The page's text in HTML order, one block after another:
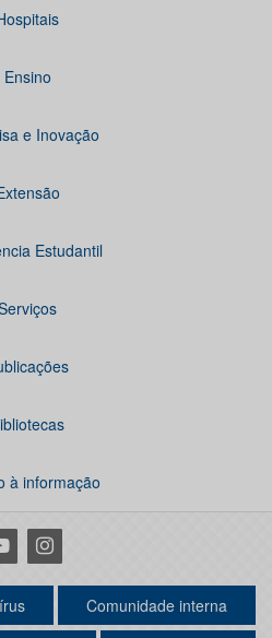
Ensino
e Inovação
Estudantil
à informação
Instagram
Comunidade interna